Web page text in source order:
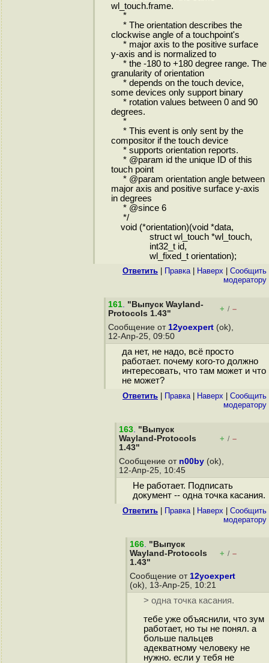
wl_touch.frame.
*
* The orientation describes the
clockwise angle of a touchpoint's
* major axis to the positive surface
y-axis and is normalized to
* the -180 to +180 degree range. The
granularity of orientation
* depends on the touch device,
some devices only support binary
* rotation values between 0 and 90
degrees.
*
* This event is only sent by the
compositor if the touch device
* supports orientation reports.
* @param id the unique ID of this
touch point
* @param orientation angle between
major axis and positive surface y-axis
in degrees
* @since 6
*/
void (*orientation)(void *data,
struct wl_touch *wl_touch,
int32_t id,
wl_fixed_t orientation);
Ответить Правка| Наверх
Cообщить
модератору
161. "Выпуск Wayland-
Protocols 1.43"
+ / –
Сообщение от 12yoexpert (ok),
12-Апр-25, 09:50
да нет, не надо, всё просто
работает. почему кого-то должно
интересовать, что там может и что
не может?
Ответить Правка| Наверх
Cообщить
модератору
163. "Выпуск
Wayland-Protocols
1.43"
+ / –
Сообщение от n00by (ok),
12-Апр-25, 10:45
Не работает. Подписать
документ -- одна точка касания.
Ответить Правка| Наверх
Cообщить
модератору
166. "Выпуск
Wayland-Protocols
1.43"
+ / –
Сообщение от 12yoexpert
(ok), 13-Апр-25, 10:21
> одна точка касания.
тебе уже объяснили, что зум
работает, но ты не понял. а
больше пальцев
адекватному человеку не
нужно. если у тебя не